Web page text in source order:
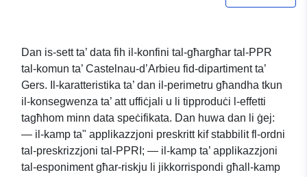
Dan is-sett ta’ data fih il-konfini tal-għargħar tal-PPR
tal-komun ta’ Castelnau-d’Arbieu fid-dipartiment ta’
Gers. Il-karatteristika ta’ dan il-perimetru għandha tkun
il-konsegwenza ta’ att uffiċjali u li tipproduċi l-effetti
tagħhom minn data speċifikata. Dan huwa dan li ġej:
— il-kamp ta" applikazzjoni preskritt kif stabbilit fl-ordni
tal-preskrizzjoni tal-PPRI; — il-kamp ta’ applikazzjoni
tal-esponiment għar-riskju li jikkorrispondi għall-kamp